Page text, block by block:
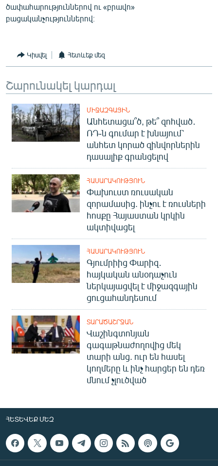
ծափահարություններով ու «բրավո»
բացականչություններով։
Կիսվել Հետևեք մեզ
Շարունակել կարդալ
ՄԻՋԱԶԳԱՅԻՆ
Անհետացա՞ծ, թե՞ զոհված․
ՌԴ-ն գումար է խնայում՝
անհետ կորած զինվորներին
դասալիք գրանցելով
ՀԱՍԱՐԱԿՈՒԹՅՈՒՆ
Փախուստ ռուսական
զորամասից. ինչու է ռուսների
հոսքը Հայաստան կրկին
ակտիվացել
ՀԱՍԱՐԱԿՈՒԹՅՈՒՆ
Գյումրիից Փարիզ․
հայկական անօդաչուն
ներկայացվել է միջազգային
ցուցահանդեսում
ՏԱՐԱԾԱՇՐՋԱՆ
Վաշինգտոնյան
գագաթնաժողովից մեկ
տարի անց. ուր են հասել
կողմերը և ինչ հարցեր են դեռ
մնում չլուծված
ՀԵՏԵՎԵՔ ՄԵԶ